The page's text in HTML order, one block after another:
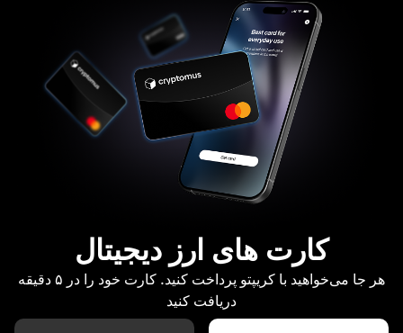
کارت های ارز دیجیتال
هر جا می‌خواهید با کریپتو پرداخت کنید. کارت خود را در ۵ دقیقه
دریافت کنید